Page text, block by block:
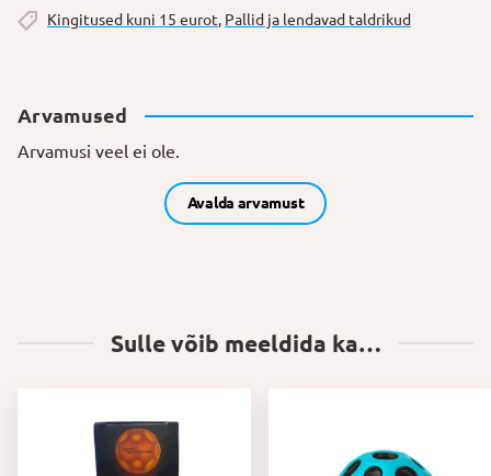
Kingitused kuni 15 eurot, Pallid ja lendavad taldrikud
Arvamused
Arvamusi veel ei ole.
Avalda arvamust
Sulle võib meeldida ka…